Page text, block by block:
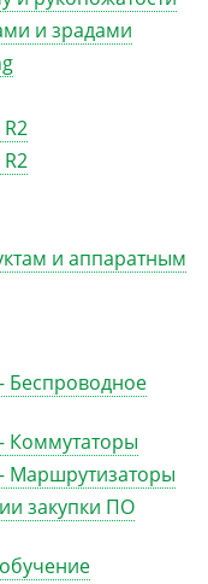
и зрадами
и аппаратным
Беспроводное
Коммутаторы
Маршрутизаторы
закупки ПО